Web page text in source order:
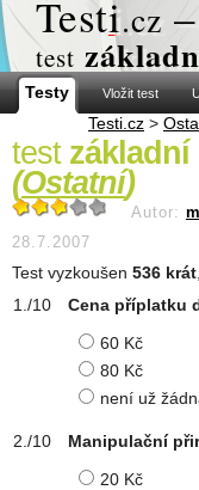
Testi.cz
test
Testy Vložit test
Testi.cz >
test
(Ostatní)
Autor:
28.7.2007
Test vyzkoušen 536 krát
Cena příplatku
60 Kč
80 Kč
není už
Manipulační
20 Kč